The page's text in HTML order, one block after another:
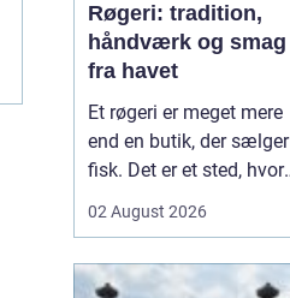
Røgeri: tradition,
håndværk og smag
fra havet
Et røgeri er meget mere
end en butik, der sælger
fisk. Det er et sted, hvor
håndværkstraditioner
lokal kultur. Her
02 August 2026